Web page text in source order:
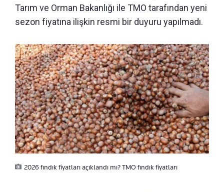
Tarım ve Orman Bakanlığı ile TMO tarafından yeni
sezon fiyatına ilişkin resmi bir duyuru yapılmadı.
2026 fındık fiyatları açıklandı mı? TMO fındık fiyatları